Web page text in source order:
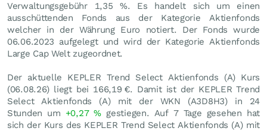
Verwaltungsgebühr 1,35 %. Es handelt sich um einen
ausschüttenden Fonds aus der Kategorie Aktienfonds
welcher in der Währung Euro notiert. Der Fonds wurde
06.06.2023 aufgelegt und wird der Kategorie Aktienfonds
Large Cap Welt zugeordnet.
Der aktuelle KEPLER Trend Select Aktienfonds (A) Kurs
(06.08.26) liegt bei 166,19 €. Damit ist der KEPLER Trend
Select Aktienfonds (A) mit der WKN (A3D8H3) in 24
Stunden um +0,27% gestiegen. Auf 7 Tage gesehen hat
sich der Kurs des KEPLER Trend Select Aktienfonds (A) mit